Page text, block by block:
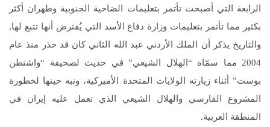
الرابعة التي أصبحت تأتمر بتعليمات الضاحية الجنوبية وطهران أكثر
بكثير مما تأتمر بتعليمات وزارة دفاع الأسد التي يُفترض أنها تتبع لها,
والتاريخ يذكر أن الملك الأردني عبد الله الثاني كان قد حذر منذ عام
2004 مما سمّاه “الهلال الشيعي” في حديث لصحيفة “واشنطن
بوست” أثناء زيارته الولايات المتحدة الأميركية، ونبه حينها لخطورة
المشروع الفارسي والهلال الشيعي الذي تعمل عليه إيران في
المنطقة العربية.